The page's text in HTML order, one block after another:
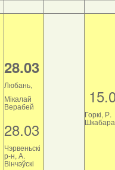
28.03
Любань,
Мікалай
Верабей
28.03
Чэрвеньскі
р-н, А.
Вінчэўскі
Горкі, Р.
Шкабара